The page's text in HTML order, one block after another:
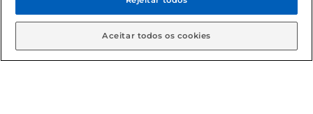
Condições gerais: Em caso de divergência de valores, o
valor válido é o do carrinho de compras. Fotos ilustrativas.
Compras sujeitas a confirmação de estoque. Compras
Aceitar todos os cookies